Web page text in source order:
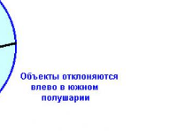
Печь в гараже